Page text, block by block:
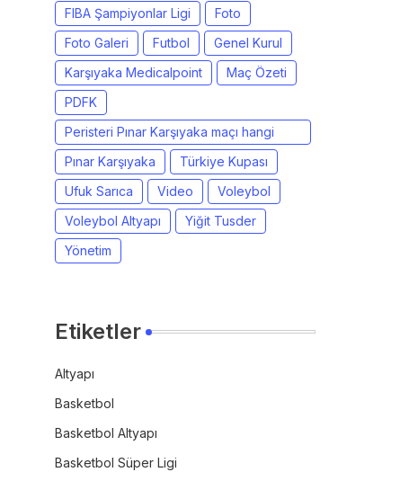
FIBA Şampiyonlar Ligi
Foto
Foto Galeri
Futbol
Genel Kurul
Karşıyaka Medicalpoint
Maç Özeti
PDFK
Peristeri Pınar Karşıyaka maçı hangi
kanalda?
Pınar Karşıyaka
Türkiye Kupası
Ufuk Sarıca
Video
Voleybol
Voleybol Altyapı
Yiğit Tusder
Yönetim
Etiketler
Altyapı
Basketbol
Basketbol Altyapı
Basketbol Süper Ligi